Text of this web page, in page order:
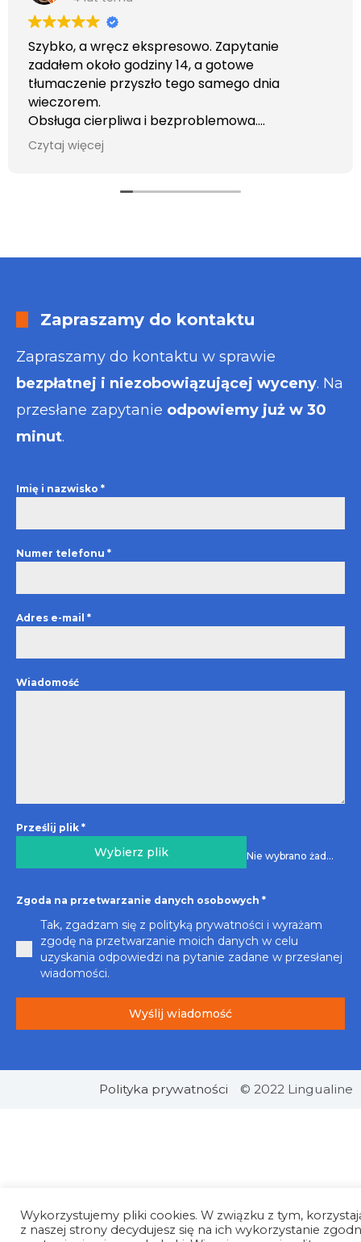
Szybko, a wręcz ekspresowo. Zapytanie
zadałem około godziny 14, a gotowe
tłumaczenie przyszło tego samego dnia
wieczorem.
Obsługa cierpliwa i bezproblemowa.
Otrzymałem wszelkie informacje i porady jaka
usługa będzie dla mnie najlepsza. Faktura także
Czytaj więcej
Zapraszamy do kontaktu
Zapraszamy do kontaktu w sprawie
bezpłatnej i niezobowiązującej wyceny. Na
przesłane zapytanie odpowiemy już w 30
minut.
Imię i nazwisko *
Numer telefonu *
Adres e-mail *
Wiadomość
Prześlij plik *
Wybierz plik Nie wybrano żadnego pliku
Zgoda na przetwarzanie danych osobowych *
Tak, zgadzam się z polityką prywatności i wyrażam
zgodę na przetwarzanie moich danych w celu
uzyskania odpowiedzi na pytanie zadane w przesłanej
wiadomości.
Wyślij wiadomość
Polityka prywatności © 2022 Lingualine
Wykorzystujemy pliki cookies. W związku z tym,
z naszej strony decydujesz się na ich wykorzystanie